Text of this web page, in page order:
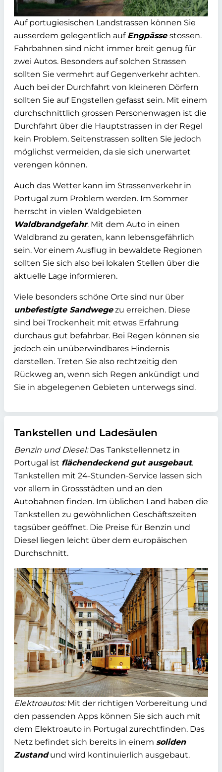
Auf portugiesischen Landstrassen können Sie
ausserdem gelegentlich auf Engpässe stossen.
Fahrbahnen sind nicht immer breit genug für
zwei Autos. Besonders auf solchen Strassen
sollten Sie vermehrt auf Gegenverkehr achten.
Auch bei der Durchfahrt von kleineren Dörfern
sollten Sie auf Engstellen gefasst sein. Mit einem
durchschnittlich grossen Personenwagen ist die
Durchfahrt über die Hauptstrassen in der Regel
kein Problem. Seitenstrassen sollten Sie jedoch
möglichst vermeiden, da sie sich unerwartet
verengen können.
Auch das Wetter kann im Strassenverkehr in
Portugal zum Problem werden. Im Sommer
herrscht in vielen Waldgebieten
Waldbrandgefahr. Mit dem Auto in einen
Waldbrand zu geraten, kann lebensgefährlich
sein. Vor einem Ausflug in bewaldete Regionen
sollten Sie sich also bei lokalen Stellen über die
aktuelle Lage informieren.
Viele besonders schöne Orte sind nur über
unbefestigte Sandwegezu erreichen. Diese
sind bei Trockenheit mit etwas Erfahrung
durchaus gut befahrbar. Bei Regen können sie
jedoch ein unüberwindbares Hindernis
darstellen. Treten Sie also rechtzeitig den
Rückweg an, wenn sich Regen ankündigt und
Sie in abgelegenen Gebieten unterwegs sind.
Tankstellen und Ladesäulen
Benzin und Diesel:Das Tankstellennetz in
Portugal ist flächendeckend gut ausgebaut.
Tankstellen mit 24-Stunden-Service lassen sich
vor allem in Grossstädten und an den
Autobahnen finden. Im üblichen Land haben die
Tankstellen zu gewöhnlichen Geschäftszeiten
tagsüber geöffnet. Die Preise für Benzin und
Diesel liegen leicht über dem europäischen
Durchschnitt.
Elektroautos:Mit der richtigen Vorbereitung und
den passenden Apps können Sie sich auch mit
dem Elektroauto in Portugal zurechtfinden. Das
Netz befindet sich bereits in einem soliden
Zustandund wird kontinuierlich ausgebaut.